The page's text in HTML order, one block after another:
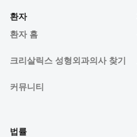
환자
환자 홈
크리살릭스 성형외과의사 찾기
커뮤니티
법률